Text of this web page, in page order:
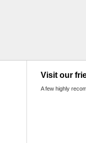
Visit our
A few highly